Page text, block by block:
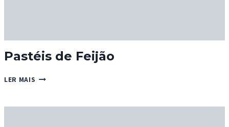
Pastéis de Feijão
LER MAIS PASTÉIS